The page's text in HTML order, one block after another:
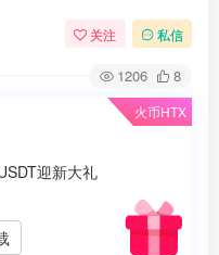
关注 私信
1206 8
火币HTX
迎新大礼